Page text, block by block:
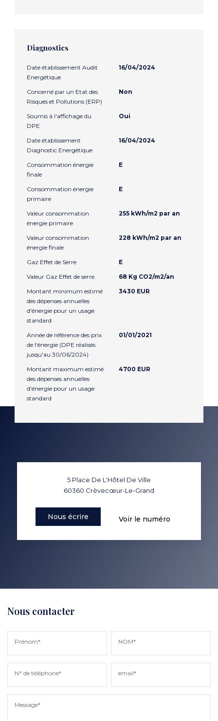
Diagnostics
Date établissement Audit
Energétique
16/04/2024
Concerné par un Etat des
Risques et Pollutions (ERP)
Non
Soumis à l'affichage du
DPE
Oui
Date établissement
Diagnostic Energétique
16/04/2024
Consommation énergie
finale
E
Consommation énergie
primaire
E
Valeur consommation
énergie primaire
255 kWh/m2 par an
Valeur consommation
énergie finale
228 kWh/m2 par an
Gaz Effet de Serre
E
Valeur Gaz Effet de serre
68 Kg CO2/m2/an
Montant minimum estimé
des dépenses annuelles
d'énergie pour un usage
standard
3430 EUR
Année de référence des prix
de l'énergie (DPE réalisés
jusqu'au 30/06/2024)
01/01/2021
Montant maximum estimé
des dépenses annuelles
d'énergie pour un usage
standard
4700 EUR
5 Place De L'Hôtel De Ville
60360 Crèvecœur-Le-Grand
Nous écrire Voir le numéro
Nous contacter
Prénom* NOM*
N° de téléphone* email*
Message*